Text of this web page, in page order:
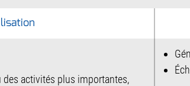
activités plus importantes,